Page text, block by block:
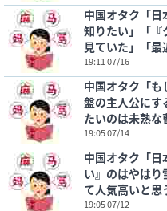
中国オタク「日
知りたい」「『
見ていた」「最
19:11 07/16
中国オタク「
盤の主人公にす
たいのは未熟
らな」
19:05 07/14
中国オタク「
い』のはやはり
て人気高いと思
19:05 07/12